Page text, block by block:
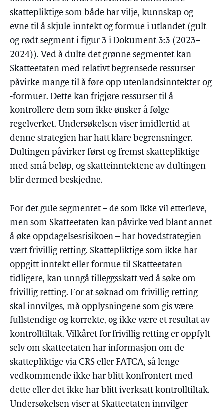
skattepliktige som både har vilje, kunnskap og
evne til å skjule inntekt og formue i utlandet (gult
og rødt segment i figur 3 i Dokument 3:3 (2023–
2024)). Ved å dulte det grønne segmentet kan
Skatteetaten med relativt begrensede ressurser
påvirke mange til å føre opp utenlandsinntekter og
-formuer. Dette kan frigjøre ressurser til å
kontrollere dem som ikke ønsker å følge
regelverket. Undersøkelsen viser imidlertid at
denne strategien har hatt klare begrensninger.
Dultingen påvirker først og fremst skattepliktige
med små beløp, og skatteinntektene av dultingen
blir dermed beskjedne.
For det gule segmentet – de som ikke vil etterleve,
men som Skatteetaten kan påvirke ved blant annet
å øke oppdagelsesrisikoen – har hovedstrategien
vært frivillig retting. Skattepliktige som ikke har
oppgitt inntekt eller formue til Skatteetaten
tidligere, kan unngå tilleggsskatt ved å søke om
frivillig retting. For at søknad om frivillig retting
skal innvilges, må opplysningene som gis være
fullstendige og korrekte, og ikke være et resultat av
kontrolltiltak. Vilkåret for frivillig retting er oppfylt
selv om skatteetaten har informasjon om de
skattepliktige via CRS eller FATCA, så lenge
vedkommende ikke har blitt konfrontert med
dette eller det ikke har blitt iverksatt kontrolltiltak.
Undersøkelsen viser at Skatteetaten innvilger